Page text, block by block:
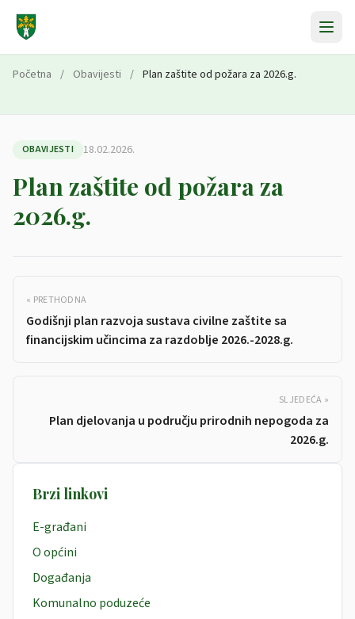
Početna / Obavijesti / Plan zaštite od požara za 2026.g.
OBAVIJESTI 18.02.2026.
Plan zaštite od požara za
2026.g.
« PRETHODNA
Godišnji plan razvoja sustava civilne zaštite sa
financijskim učincima za razdoblje 2026.-2028.g.
SLJEDEĆA »
Plan djelovanja u području prirodnih nepogoda za
2026.g.
Brzi linkovi
E-građani
O općini
Događanja
Komunalno poduzeće